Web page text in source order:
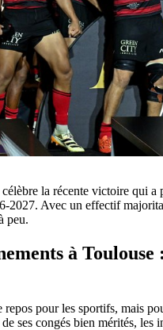
la récente victoire qui a
2027. Avec un effectif
peu.
à
repos pour les sportifs, mais
ses congés bien mérités,